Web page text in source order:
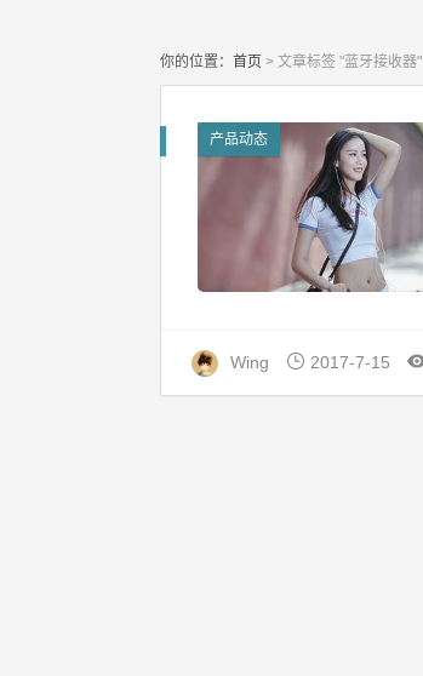
你的位置： 首页 > 文章标签 "蓝牙接收器"
产品动态
Wing 2017-7-15